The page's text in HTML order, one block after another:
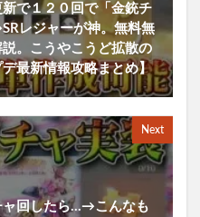
で１２０回で「金銃チ
レジャーが神。無料無
。こうやこうど拡散の
最新情報攻略まとめ】
Next
ャ回したら…→こんなも